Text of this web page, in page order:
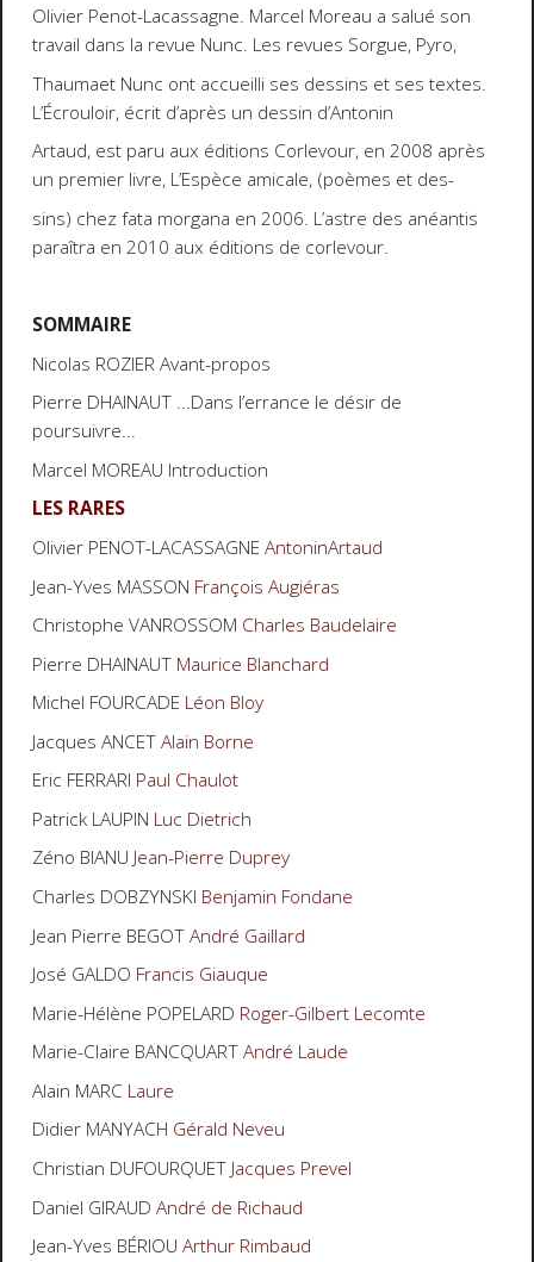
Olivier Penot-Lacassagne. Marcel Moreau a salué son
travail dans la revue Nunc. Les revues Sorgue, Pyro,
Thaumaet Nunc ont accueilli ses dessins et ses textes.
L’Écrouloir, écrit d’après un dessin d’Antonin
Artaud, est paru aux éditions Corlevour, en 2008 après
un premier livre, L’Espèce amicale, (poèmes et des-
sins) chez fata morgana en 2006. L’astre des anéantis
paraîtra en 2010 aux éditions de corlevour.
SOMMAIRE
Nicolas ROZIER Avant-propos
Pierre DHAINAUT ...Dans l’errance le désir de
poursuivre...
Marcel MOREAU Introduction
LES RARES
Olivier PENOT-LACASSAGNE AntoninArtaud
Jean-Yves MASSON François Augiéras
Christophe VANROSSOM Charles Baudelaire
Pierre DHAINAUT Maurice Blanchard
Michel FOURCADE Léon Bloy
Jacques ANCETAlain Borne
Eric FERRARI Paul Chaulot
Patrick LAUPIN Luc Dietrich
Zéno BIANU Jean-Pierre Duprey
Charles DOBZYNSKI Benjamin Fondane
Jean Pierre BEGOTAndré Gaillard
José GALDO Francis Giauque
Marie-Hélène POPELARD Roger-Gilbert Lecomte
Marie-Claire BANCQUARTAndré Laude
Alain MARC Laure
Didier MANYACH Gérald Neveu
Christian DUFOURQUET Jacques Prevel
Daniel GIRAUD André de Richaud
Jean-Yves BÉRIOU Arthur Rimbaud